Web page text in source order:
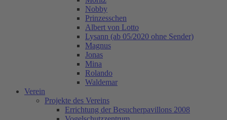
Nobby
Prinzesschen
Albert von Lotto
Lysann (ab 05/2020 ohne Sender)
Magnus
Jonas
Mina
Rolando
Waldemar
Verein
Projekte des Vereins
Errichtung der Besucherpavillons 2008